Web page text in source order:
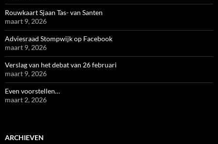
Rouwkaart Sjaan Tas- van Santen
maart 9, 2026
Adviesraad Stompwijk op Facebook
maart 9, 2026
Verslag van het debat van 26 februari
maart 9, 2026
Even voorstellen…
maart 2, 2026
ARCHIEVEN